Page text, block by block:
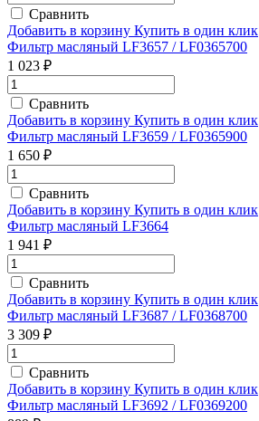
Сравнить
Добавить в корзину Купить в один клик
Фильтр масляный LF3657 / LF0365700
1 023 ₽
Сравнить
Добавить в корзину Купить в один клик
Фильтр масляный LF3659 / LF0365900
1 650 ₽
Сравнить
Добавить в корзину Купить в один клик
Фильтр масляный LF3664
1 941 ₽
Сравнить
Добавить в корзину Купить в один клик
Фильтр масляный LF3687 / LF0368700
3 309 ₽
Сравнить
Добавить в корзину Купить в один клик
Фильтр масляный LF3692 / LF0369200